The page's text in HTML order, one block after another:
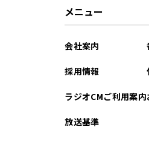
メニュー
会社案内
採用情報
ラジオCMご利用案内
放送基準